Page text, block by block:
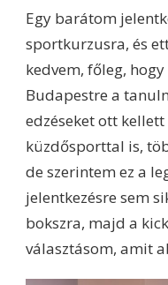
Egy barátom
sportkurzusra, és
kedvem, főleg,
Budapestre a
edzéseket ott
küzdősporttal is,
de szerintem ez a
jelentkezésre sem
bokszra, majd a
választásom, amit